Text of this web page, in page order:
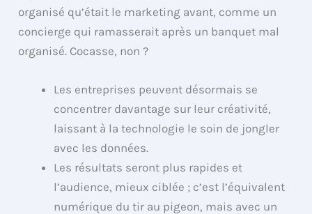
organisé qu’était le marketing avant, comme un
concierge qui ramasserait après un banquet mal
organisé. Cocasse, non ?
Les entreprises peuvent désormais se
concentrer davantage sur leur créativité,
laissant à la technologie le soin de jongler
avec les données.
Les résultats seront plus rapides et
l’audience, mieux ciblée ; c’est l’équivalent
numérique du tir au pigeon, mais avec un